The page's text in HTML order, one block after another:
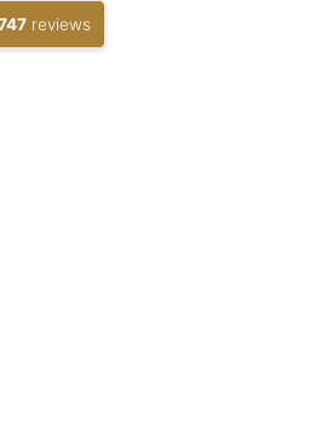
reviews